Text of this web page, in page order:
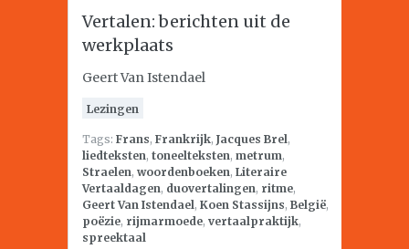
Vertalen: berichten uit de
werkplaats
Geert Van Istendael
Lezingen
Tags: Frans, Frankrijk, Jacques Brel,
liedteksten, toneelteksten, metrum,
Straelen, woordenboeken, Literaire
Vertaaldagen, duovertalingen, ritme,
Geert Van Istendael, Koen Stassijns, België,
poëzie, rijmarmoede, vertaalpraktijk,
spreektaal